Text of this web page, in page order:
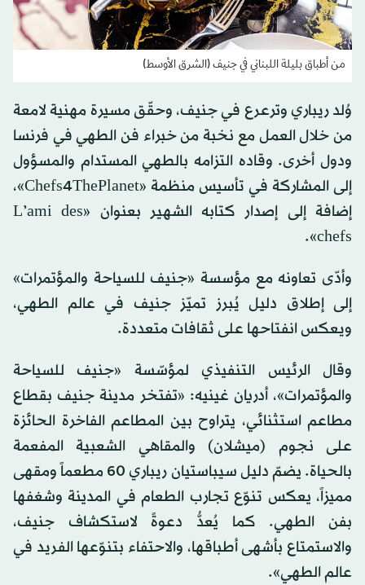
من أطباق بليلة اللبناني في جنيف (الشرق الأوسط)
وُلد ريباري وترعرع في جنيف، وحقّق مسيرة مهنية لامعة
من خلال العمل مع نخبة من خبراء فن الطهي في فرنسا
ودول أخرى. وقاده التزامه بالطهي المستدام والمسؤول
إلى المشاركة في تأسيس منظمة «Chefs4ThePlanet»،
إضافة إلى إصدار كتابه الشهير بعنوان «L’ami des
chefs».
وأدّى تعاونه مع مؤسسة «جنيف للسياحة والمؤتمرات»
إلى إطلاق دليل يُبرز تميّز جنيف في عالم الطهي،
ويعكس انفتاحها على ثقافات متعددة.
وقال الرئيس التنفيذي لمؤسّسة «جنيف للسياحة
والمؤتمرات»، أدريان غينيه: «تفتخر مدينة جنيف بقطاع
مطاعم استثنائي، يتراوح بين المطاعم الفاخرة الحائزة
على نجوم (ميشلان) والمقاهي الشعبية المفعمة
بالحياة. يضمّ دليل سيباستيان ريباري 60 مطعماً ومقهى
مميزاً، يعكس تنوّع تجارب الطعام في المدينة وشغفها
بفن الطهي. كما يُعدُّ دعوةً لاستكشاف جنيف،
والاستمتاع بأشهى أطباقها، والاحتفاء بتنوّعها الفريد في
عالم الطهي».